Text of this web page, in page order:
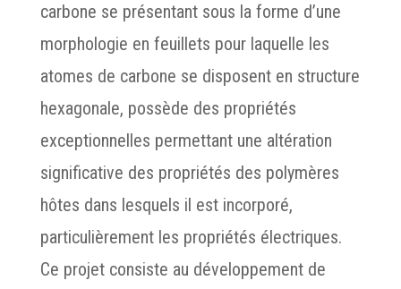
carbone se présentant sous la forme d’une
morphologie en feuillets pour laquelle les
atomes de carbone se disposent en structure
hexagonale, possède des propriétés
exceptionnelles permettant une altération
significative des propriétés des polymères
hôtes dans lesquels il est incorporé,
particulièrement les propriétés électriques.
Ce projet consiste au développement de